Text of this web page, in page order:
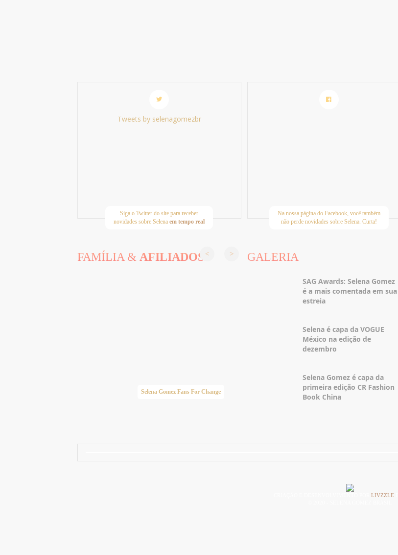
Tweets by selenagomezbr
Siga o Twitter do site para receber
novidades sobre Selenaem tempo real
Na nossa página do Facebook, você também
não perde novidades sobre Selena. Curta!
FAMÍLIA & AFILIADOS
Selena Gomez Fans For Change Taylor Swift Brasil
GALERIA
SAG Awards: Selena Gomez
é a mais comentada em sua
estreia
Selena é capa da VOGUE
México na edição de
dezembro
Selena Gomez é capa da
primeira edição CR Fashion
Book China
CRIAÇÃO E DESENVOLVIMENTO PORLIVZZLE